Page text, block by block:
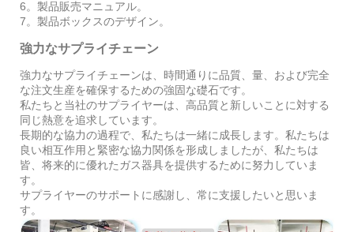
6。製品販売マニュアル。
7。製品ボックスのデザイン。
強力なサプライチェーン
強力なサプライチェーンは、時間通りに品質、量、および完全
な注文生産を確保するための強固な礎石です。
私たちと当社のサプライヤーは、高品質と新しいことに対する
同じ熱意を追求しています。
長期的な協力の過程で、私たちは一緒に成長します。私たちは
良い相互作用と緊密な協力関係を形成しましたが、私たちは
皆、将来的に優れたガス器具を提供するために努力していま
す。
サプライヤーのサポートに感謝し、常に支援したいと思いま
す。